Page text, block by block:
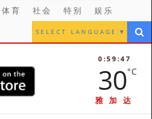
体育 社会 特别
娱乐
SELECT LANGUAGE ▼
0:59:49
30°C
雅加达